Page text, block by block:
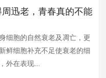
周迅老，青春真的不能
细胞的自然衰老及凋亡，更
鲜细胞补充不足使衰老的细
外在表现...